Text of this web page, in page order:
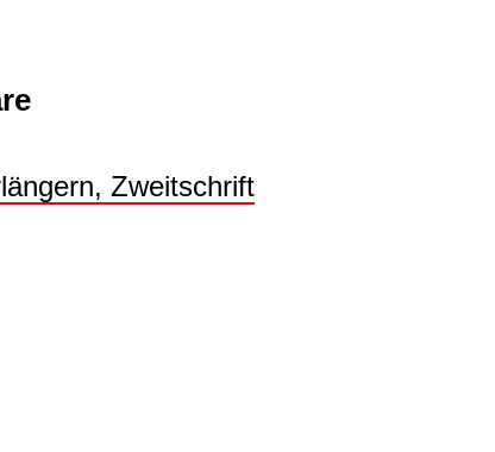
Zweitschrift